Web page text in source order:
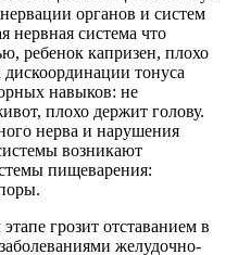
органов и систем
нервная система что
ребенок капризен, плохо
тонуса
навыков: не
плохо держит голову.
нерва и нарушения
возникают
пищеварения:
грозит отставанием в
желудочно-